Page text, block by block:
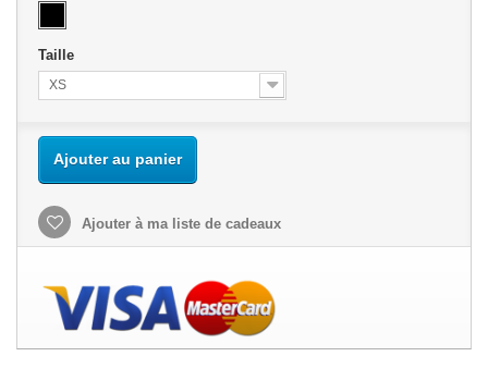
Taille
XS
Ajouter au panier
Ajouter à ma liste de cadeaux